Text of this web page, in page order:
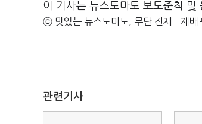
이 기사는 뉴스토마토 보도준칙 및
ⓒ 맛있는 뉴스토마토, 무단 전재 - 재배
관련기사